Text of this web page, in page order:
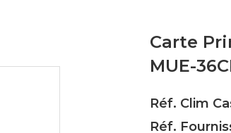
Carte
MUE-
Réf. Clim
Réf.